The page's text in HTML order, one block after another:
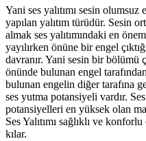
Yani ses yalıtımı sesin
yapılan yalıtım türüdür. Sesin
almak ses yalıtımındaki en
yayılırken önüne bir engel
davranır. Yani sesin bir bölümü
önünde bulunan engel
bulunan engelin diğer tarafına
ses yutma potansiyeli vardır.
potansiyelleri en yüksek olan
Ses Yalıtımı sağlıklı ve
kılar.